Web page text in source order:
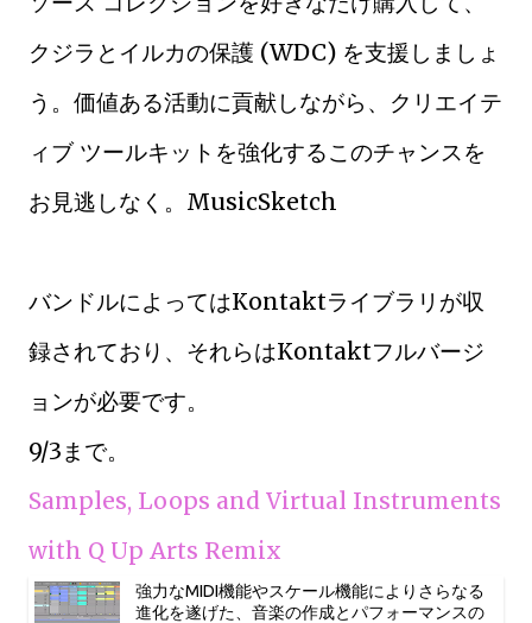
クジラとイルカの保護 (WDC) を支援しましょ
う。価値ある活動に貢献しながら、クリエイテ
ィブ ツールキットを強化するこのチャンスを
お見逃しなく。MusicSketch
バンドルによってはKontaktライブラリが収
録されており、それらはKontaktフルバージ
ョンが必要です。
9/3まで。
Samples, Loops and Virtual Instruments
with Q Up Arts Remix
強力なMIDI機能やスケール機能によりさらなる
進化を遂げた、音楽の作成とパフォーマンスの